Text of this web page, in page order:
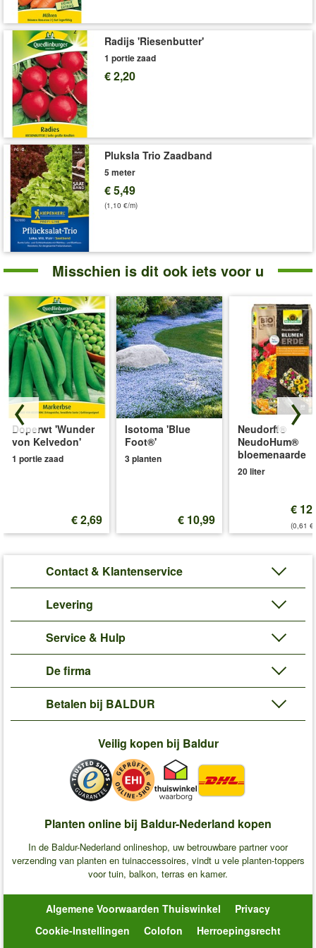
Radijs 'Riesenbutter'
1 portie zaad
€ 2,20
Pluksla Trio Zaadband
5 meter
€ 5,49
(1,10 €/m)
Misschien is dit ook iets voor u
Doperwt 'Wunder
von Kelvedon'
1 portie zaad
€ 2,69
Isotoma 'Blue
Foot®'
3 planten
€ 10,99
Neudorff®
NeudoHum®
bloemenaarde
20 liter
€
(0,61
Contact & Klantenservice
Levering
Service & Hulp
De firma
Betalen bij BALDUR
Veilig kopen bij Baldur
Planten online bij Baldur-Nederland kopen
In de Baldur-Nederland onlineshop, uw betrouwbare partner voor
verzending van planten en tuinaccessoires, vindt u vele planten-toppers
voor tuin, balkon, terras en kamer.
Algemene Voorwaarden Thuiswinkel
Privacy
Cookie-Instellingen
Colofon
Herroepingsrecht